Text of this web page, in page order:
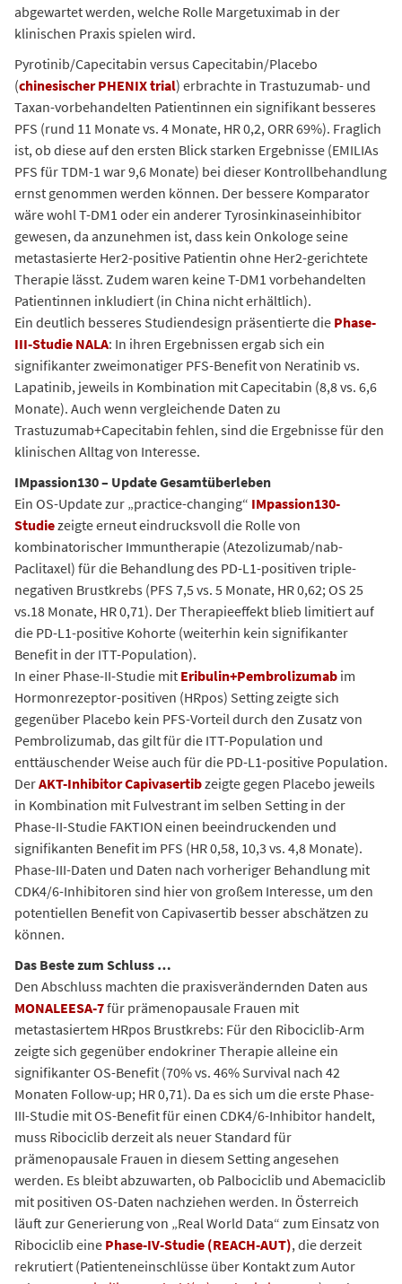
abgewartet werden, welche Rolle Margetuximab in der
klinischen Praxis spielen wird.
Pyrotinib/Capecitabin versus Capecitabin/Placebo
(chinesischer PHENIX trial) erbrachte in Trastuzumab- und
Taxan-vorbehandelten Patientinnen ein signifikant besseres
PFS (rund 11 Monate vs. 4 Monate, HR 0,2, ORR 69%). Fraglich
ist, ob diese auf den ersten Blick starken Ergebnisse (EMILIAs
PFS für TDM-1 war 9,6 Monate) bei dieser Kontrollbehandlung
ernst genommen werden können. Der bessere Komparator
wäre wohl T-DM1 oder ein anderer Tyrosinkinaseinhibitor
gewesen, da anzunehmen ist, dass kein Onkologe seine
metastasierte Her2-positive Patientin ohne Her2-gerichtete
Therapie lässt. Zudem waren keine T-DM1 vorbehandelten
Patientinnen inkludiert (in China nicht erhältlich).
Ein deutlich besseres Studiendesign präsentierte die Phase-
III-Studie NALA: In ihren Ergebnissen ergab sich ein
signifikanter zweimonatiger PFS-Benefit von Neratinib vs.
Lapatinib, jeweils in Kombination mit Capecitabin (8,8 vs. 6,6
Monate). Auch wenn vergleichende Daten zu
Trastuzumab+Capecitabin fehlen, sind die Ergebnisse für den
klinischen Alltag von Interesse.
IMpassion130 – Update Gesamtüberleben
Ein OS-Update zur „practice-changing“ IMpassion130-
Studiezeigte erneut eindrucksvoll die Rolle von
kombinatorischer Immuntherapie (Atezolizumab/nab-
Paclitaxel) für die Behandlung des PD-L1-positiven triple-
negativen Brustkrebs (PFS 7,5 vs. 5 Monate, HR 0,62; OS 25
vs.18 Monate, HR 0,71). Der Therapieeffekt blieb limitiert auf
die PD-L1-positive Kohorte (weiterhin kein signifikanter
Benefit in der ITT-Population).
In einer Phase-II-Studie mit Eribulin+Pembrolizumab im
Hormonrezeptor-positiven (HRpos) Setting zeigte sich
gegenüber Placebo kein PFS-Vorteil durch den Zusatz von
Pembrolizumab, das gilt für die ITT-Population und
enttäuschender Weise auch für die PD-L1-positive Population.
DerAKT-Inhibitor Capivasertibzeigte gegen Placebo jeweils
in Kombination mit Fulvestrant im selben Setting in der
Phase-II-Studie FAKTION einen beeindruckenden und
signifikanten Benefit im PFS (HR 0,58, 10,3 vs. 4,8 Monate).
Phase-III-Daten und Daten nach vorheriger Behandlung mit
CDK4/6-Inhibitoren sind hier von großem Interesse, um den
potentiellen Benefit von Capivasertib besser abschätzen zu
können.
Das Beste zum Schluss …
Den Abschluss machten die praxisverändernden Daten aus
MONALEESA-7für prämenopausale Frauen mit
metastasiertem HRpos Brustkrebs: Für den Ribociclib-Arm
zeigte sich gegenüber endokriner Therapie alleine ein
signifikanter OS-Benefit (70% vs. 46% Survival nach 42
Monaten Follow-up; HR 0,71). Da es sich um die erste Phase-
III-Studie mit OS-Benefit für einen CDK4/6-Inhibitor handelt,
muss Ribociclib derzeit als neuer Standard für
prämenopausale Frauen in diesem Setting angesehen
werden. Es bleibt abzuwarten, ob Palbociclib und Abemaciclib
mit positiven OS-Daten nachziehen werden. In Österreich
läuft zur Generierung von „Real World Data“ zum Einsatz von
Ribociclib eine Phase-IV-Studie (REACH-AUT), die derzeit
rekrutiert (Patienteneinschlüsse über Kontakt zum Autor